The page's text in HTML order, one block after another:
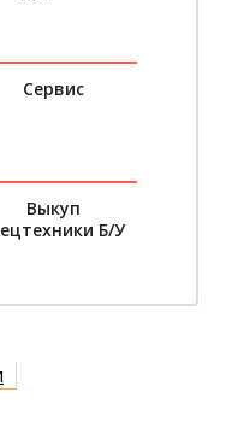
Сервис
Выкуп
Б/У